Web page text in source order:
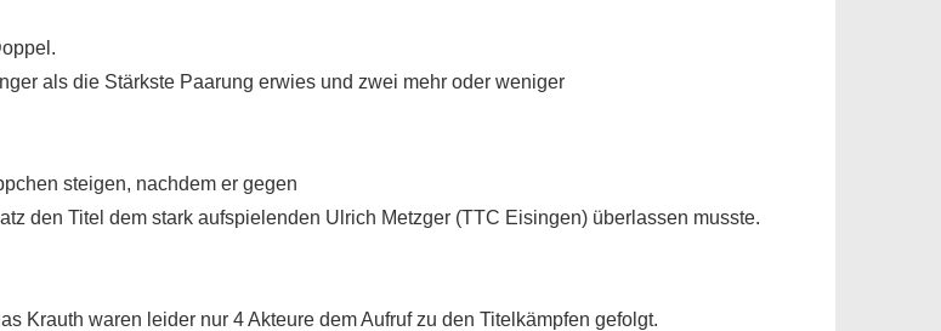
als die Stärkste Paarung erwies und zwei mehr oder weniger
steigen, nachdem er gegen
den Titel dem stark aufspielenden Ulrich Metzger (TTC Eisingen) überlassen musste.
Krauth waren leider nur 4 Akteure dem Aufruf zu den Titelkämpfen gefolgt.